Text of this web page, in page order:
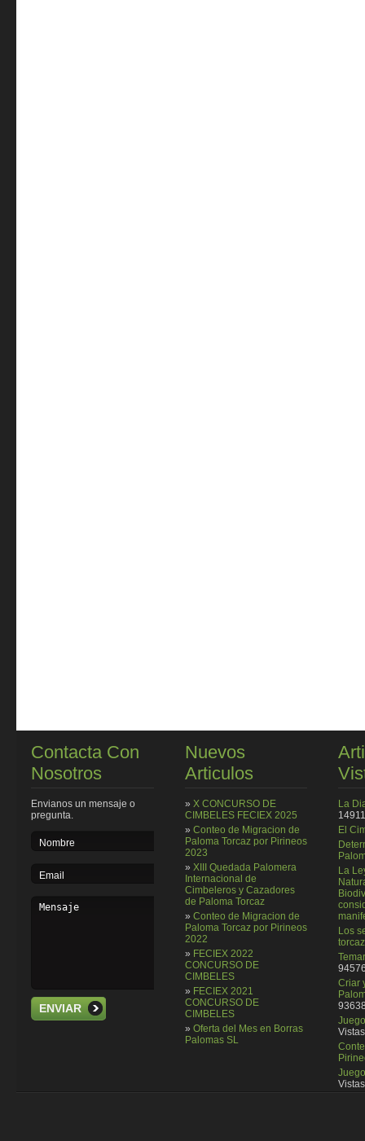
Contacta Con
Nosotros
Envianos un mensaje o
pregunta.
ENVIAR
Nuevos
Articulos
» X CONCURSO DE
CIMBELES FECIEX 2025
» Conteo de Migracion de
Paloma Torcaz por Pirineos
2023
» XIII Quedada Palomera
Internacional de
Cimbeleros y Cazadores
de Paloma Torcaz
» Conteo de Migracion de
Paloma Torcaz por Pirineos
2022
» FECIEX 2022
CONCURSO DE
CIMBELES
» FECIEX 2021
CONCURSO DE
CIMBELES
» Oferta del Mes en Borras
Palomas SL
La
El
La
Los
torcaz
Criar
Vistas
Vistas